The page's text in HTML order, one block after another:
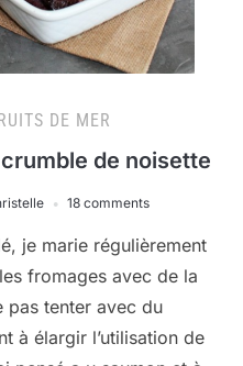
DE MER
de noisette
18 comments
je marie régulièrement
fromages avec de la
tenter avec du
à élargir l’utilisation de